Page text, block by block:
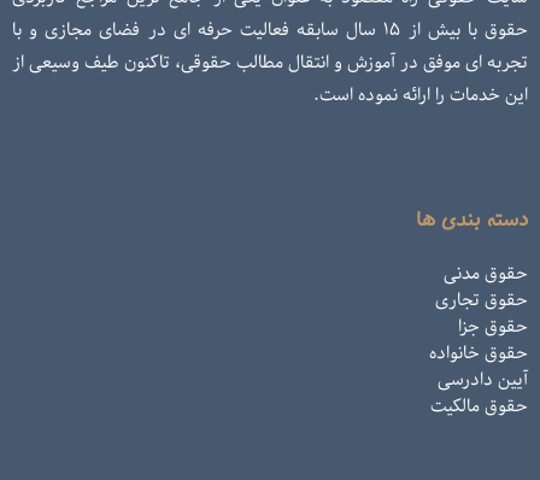
حقوق با بیش از ۱۵ سال سابقه فعالیت حرفه ای در فضای مجازی و با
تجربه ای موفق در آموزش و انتقال مطالب حقوقی، تاکنون طیف وسیعی از
این خدمات را ارائه نموده است.
دسته بندی ها
حقوق مدنی
حقوق تجاری
حقوق جزا
حقوق خانواده
آیین دادرسی
حقوق مالکیت